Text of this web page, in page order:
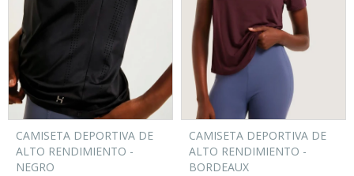
CAMISETA DEPORTIVA DE
ALTO RENDIMIENTO -
NEGRO
CAMISETA DEPORTIVA DE
ALTO RENDIMIENTO -
BORDEAUX